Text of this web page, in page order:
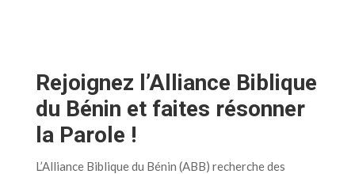
Rejoignez l’Alliance Biblique
du Bénin et faites résonner
la Parole !
L’Alliance Biblique du Bénin (ABB) recherche des